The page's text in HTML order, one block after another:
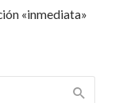
«inmediata»